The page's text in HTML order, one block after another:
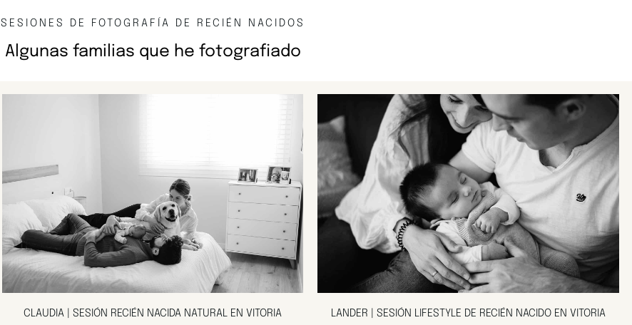
SESIONES DE FOTOGRAFÍA DE RECIÉN NACIDOS
Algunas familias que he fotografiado
CLAUDIA | SESIÓN RECIÉN NACIDA NATURAL EN VITORIA LANDER | SESIÓN LIFESTYLE DE RECIÉN NACIDO EN VITORIA